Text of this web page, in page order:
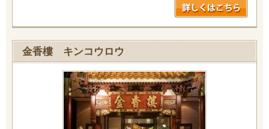
金香樓 キンコウロウ